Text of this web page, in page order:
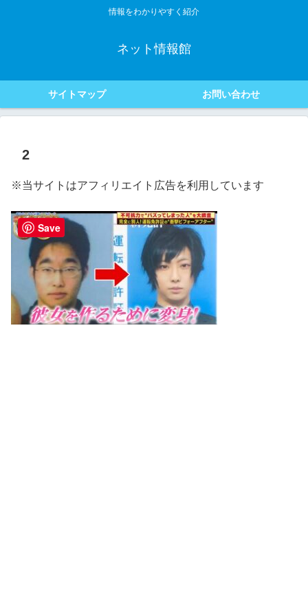
情報をわかりやすく紹介
ネット情報館
サイトマップ お問い合わせ
2
※当サイトはアフィリエイト広告を利用しています
Save